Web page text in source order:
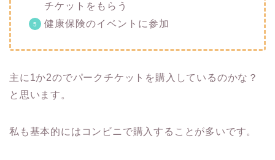
チケットをもらう
健康保険のイベントに参加
主に1か2のでパークチケットを購入しているのかな？
と思います。
私も基本的にはコンビニで購入することが多いです。